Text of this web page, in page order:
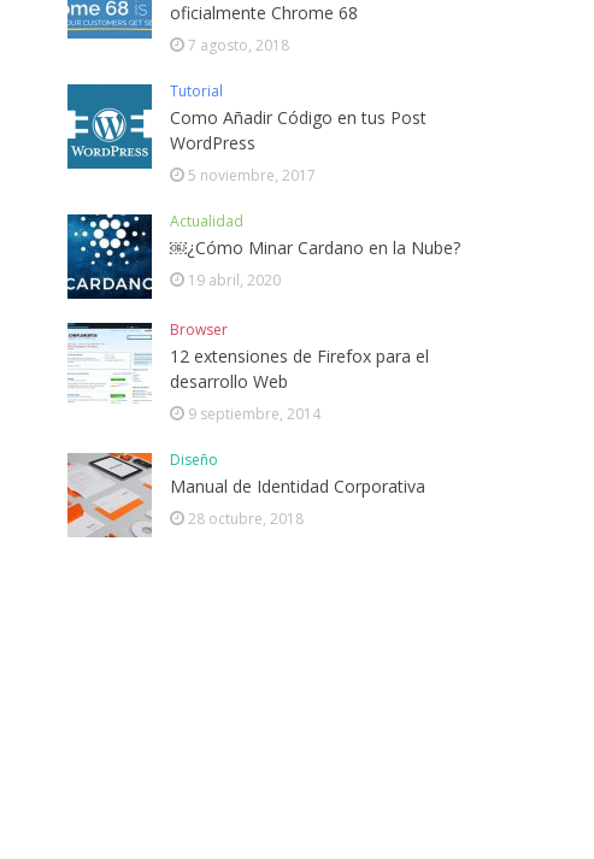
oficialmente Chrome 68
7 agosto, 2018
Tutorial
Como Añadir Código en tus Post
WordPress
5 noviembre, 2017
Actualidad
￼¿Cómo Minar Cardano en la Nube?
19 abril, 2020
Browser
12 extensiones de Firefox para el
desarrollo Web
9 septiembre, 2014
Diseño
Manual de Identidad Corporativa
28 octubre, 2018